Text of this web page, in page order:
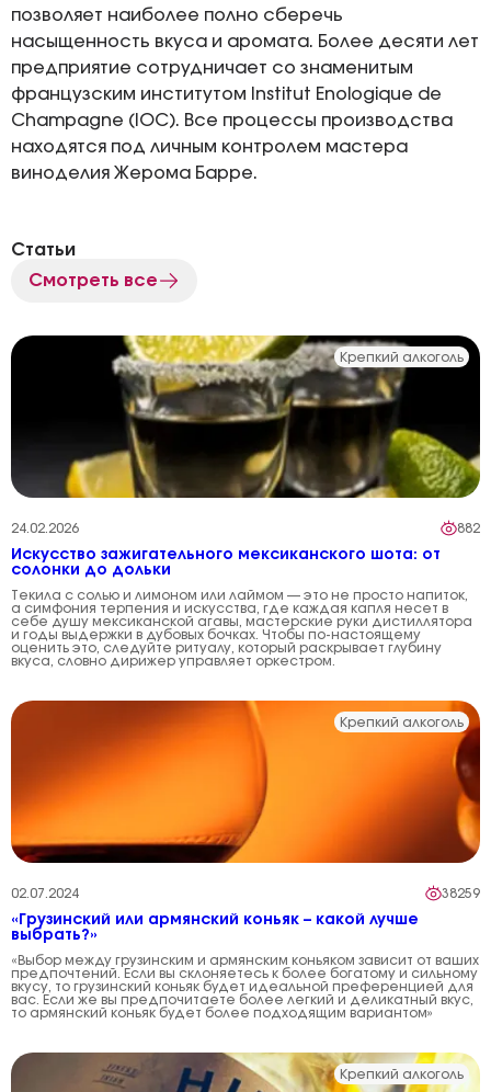
позволяет наиболее полно сберечь
насыщенность вкуса и аромата. Более десяти лет
предприятие сотрудничает со знаменитым
французским институтом Institut Enologique de
Champagne (IOC). Все процессы производства
находятся под личным контролем мастера
виноделия Жерома Барре.
Статьи
Смотреть все
Крепкий алкоголь
24.02.2026 882
Искусство зажигательного мексиканского шота: от
солонки до дольки
Текила с солью и лимоном или лаймом — это не просто напиток,
а симфония терпения и искусства, где каждая капля несет в
себе душу мексиканской агавы, мастерские руки дистиллятора
и годы выдержки в дубовых бочках. Чтобы по-настоящему
оценить это, следуйте ритуалу, который раскрывает глубину
вкуса, словно дирижер управляет оркестром.
Крепкий алкоголь
02.07.2024 38259
«Грузинский или армянский коньяк – какой лучше
выбрать?»
«Выбор между грузинским и армянским коньяком зависит от ваших
предпочтений. Если вы склоняетесь к более богатому и сильному
вкусу, то грузинский коньяк будет идеальной преференцией для
вас. Если же вы предпочитаете более легкий и деликатный вкус,
то армянский коньяк будет более подходящим вариантом»
Крепкий алкоголь